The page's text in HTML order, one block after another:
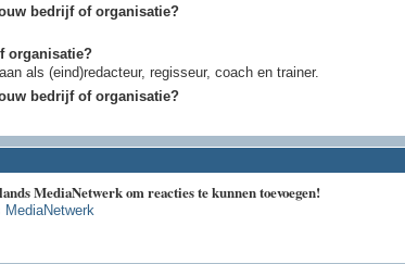
bedrijf of organisatie?
organisatie?
als (eind)redacteur, regisseur, coach en trainer.
bedrijf of organisatie?
MediaNetwerk om reacties te kunnen toevoegen!